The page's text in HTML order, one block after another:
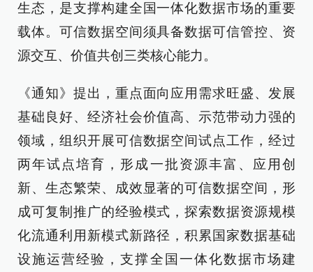
生态，是支撑构建全国一体化数据市场的重要
载体。可信数据空间须具备数据可信管控、资
源交互、价值共创三类核心能力。
《通知》提出，重点面向应用需求旺盛、发展
基础良好、经济社会价值高、示范带动力强的
领域，组织开展可信数据空间试点工作，经过
两年试点培育，形成一批资源丰富、应用创
新、生态繁荣、成效显著的可信数据空间，形
成可复制推广的经验模式，探索数据资源规模
化流通利用新模式新路径，积累国家数据基础
设施运营经验，支撑全国一体化数据市场建